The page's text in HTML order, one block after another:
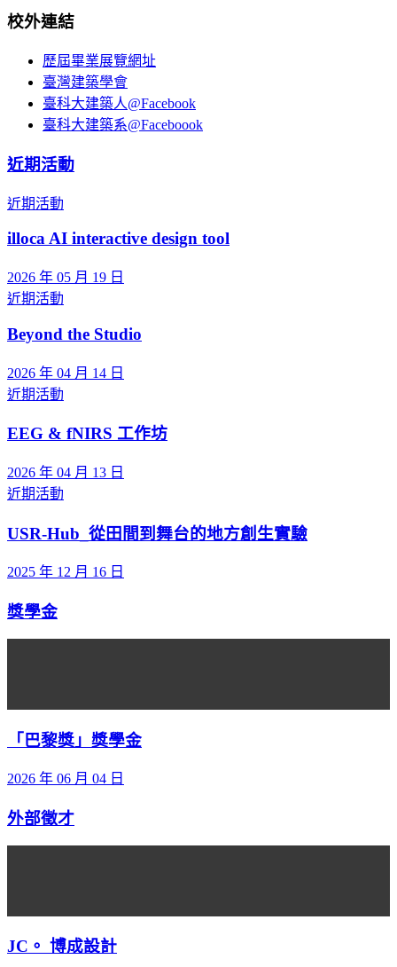
校外連結
歷屆畢業展覽網址
臺灣建築學會
臺科大建築人@Facebook
臺科大建築系@Faceboook
近期活動
近期活動
illoca AI interactive design tool
2026 年 05 月 19 日
近期活動
Beyond the Studio
2026 年 04 月 14 日
近期活動
EEG & fNIRS 工作坊
2026 年 04 月 13 日
近期活動
USR-Hub_從田間到舞台的地方創生實驗
2025 年 12 月 16 日
獎學金
「巴黎獎」獎學金
2026 年 06 月 04 日
外部徵才
JC。 博成設計